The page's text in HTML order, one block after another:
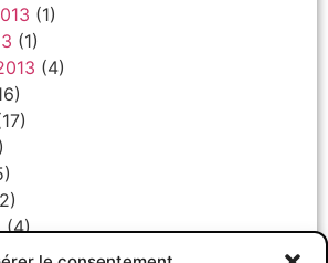
(1)
(1)
(4)
(4)
(2)